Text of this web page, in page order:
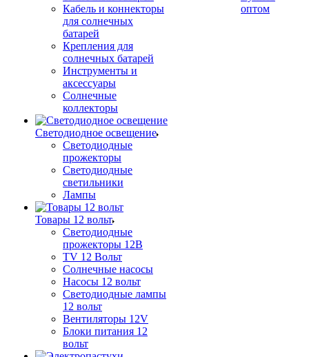
Кабель и коннекторы
для солнечных
батарей
Крепления для
солнечных батарей
Инструменты и
аксессуары
Солнечные
коллекторы
Светодиодное освещение
Светодиодные
прожекторы
Светодиодные
светильники
Лампы
Товары 12 вольт
Светодиодные
прожекторы 12В
TV 12 Вольт
Солнечные насосы
Насосы 12 вольт
Светодиодные лампы
12 вольт
Вентиляторы 12V
Блоки питания 12
вольт
оптом